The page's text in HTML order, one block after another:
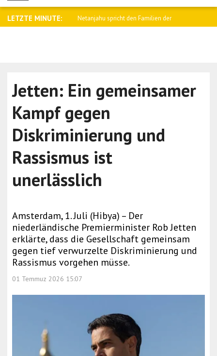
LETZTE MINUTE:
den Familien der IDF: Tausende Hisbollah-Infrastrukturen
Jetten: Ein gemeinsamer
Kampf gegen
Diskriminierung und
Rassismus ist
unerlässlich
Amsterdam, 1. Juli (Hibya) – Der
niederländische Premierminister Rob Jetten
erklärte, dass die Gesellschaft gemeinsam
gegen tief verwurzelte Diskriminierung und
Rassismus vorgehen müsse.
01 Temmuz 2026 15:07